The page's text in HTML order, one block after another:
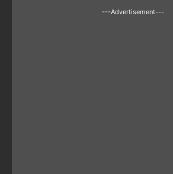
---Advertisement---